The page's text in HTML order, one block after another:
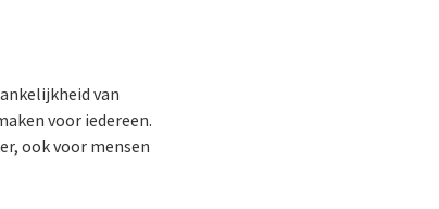
van
voor iedereen.
ook voor mensen